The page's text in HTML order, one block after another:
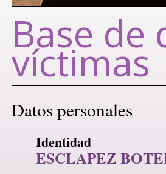
Base de
víctimas
Datos personales
Identidad
ESCLAPEZ